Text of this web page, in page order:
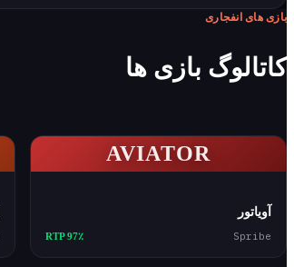
بازی های انفجاری
کاتالوگ بازی ها
AVIATOR
آویاتور
Spribe RTP 97٪